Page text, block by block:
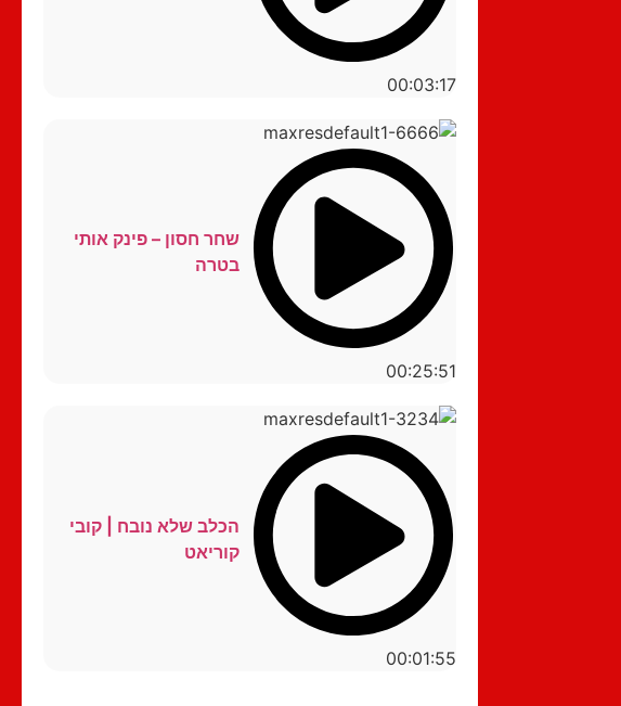
00:03:17
00:25:51
שחר חסון – פינק אותי
בטרה
00:01:55
הכלב שלא נובח | קובי
קוריאט